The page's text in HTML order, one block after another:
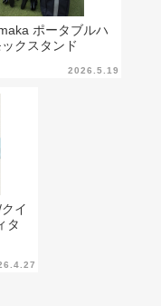
2026.5.19
ポータブルハ
ックスタンド
イ
タ